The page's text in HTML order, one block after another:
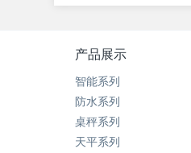
产品展示
智能系列
防水系列
桌秤系列
天平系列